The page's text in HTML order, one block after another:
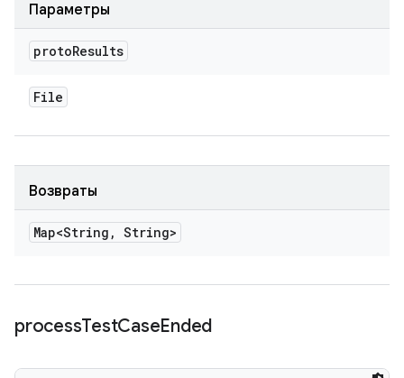
Параметры
protoResults
File
Возвраты
Map<String , String>
processTestCaseEnded